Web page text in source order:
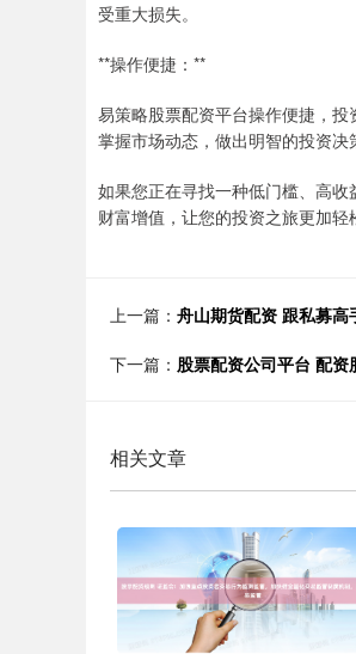
受重大损失。
**操作便捷：**
易策略股票配资平台操作便捷，
掌握市场动态，做出明智的投资决
如果您正在寻找一种低门槛、高
财富增值，让您的投资之旅更加轻
上一篇： 舟山期货配资 跟私募
下一篇： 股票配资公司平台 配
相关文章